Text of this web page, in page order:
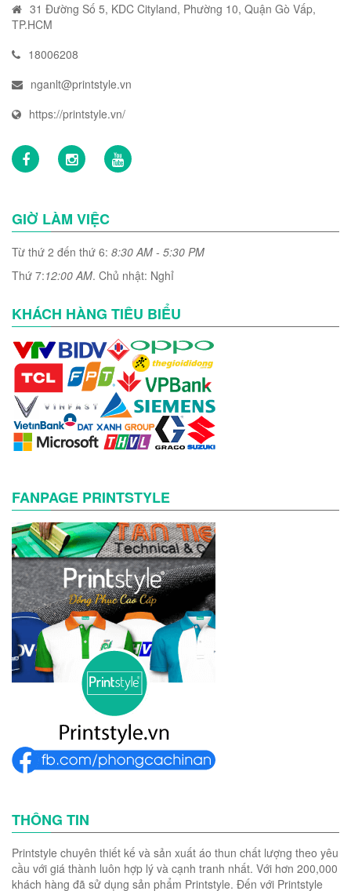
31 Đường Số 5, KDC Cityland, Phường 10, Quận Gò Vấp,
TP.HCM
18006208
nganlt@printstyle.vn
https://printstyle.vn/
GIỜ LÀM VIỆC
Từ thứ 2 đến thứ 6: 8:30 AM - 5:30 PM
Thứ 7:12:00 AM. Chủ nhật: Nghỉ
KHÁCH HÀNG TIÊU BIỂU
FANPAGE PRINTSTYLE
THÔNG TIN
Printstyle chuyên thiết kế và sản xuất áo thun chất lượng theo yêu
cầu với giá thành luôn hợp lý và cạnh tranh nhất. Với hơn 200,000
khách hàng đã sử dụng sản phẩm Printstyle. Đến với Printstyle